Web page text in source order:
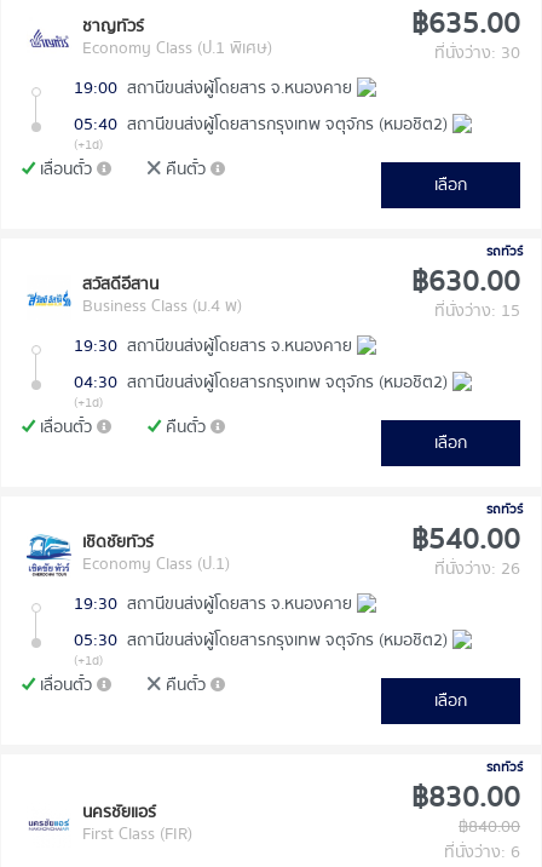
ชาญทัวร์
Economy Class (ป.1 พิเศษ)
฿635.00
ที่นั่งว่าง: 30
19:00 สถานีขนส่งผู้โดยสาร จ.หนองคาย
05:40 สถานีขนส่งผู้โดยสารกรุงเทพ จตุจักร (หมอชิต2)
(+1d)
เลื่อนตั๋ว คืนตั๋ว
เลือก
รถทัวร์
สวัสดีอีสาน
Business Class (ม.4 พ)
฿630.00
ที่นั่งว่าง: 15
19:30 สถานีขนส่งผู้โดยสาร จ.หนองคาย
04:30 สถานีขนส่งผู้โดยสารกรุงเทพ จตุจักร (หมอชิต2)
(+1d)
เลื่อนตั๋ว คืนตั๋ว
เลือก
รถทัวร์
เชิดชัยทัวร์
Economy Class (ป.1)
฿540.00
ที่นั่งว่าง: 26
19:30 สถานีขนส่งผู้โดยสาร จ.หนองคาย
05:30 สถานีขนส่งผู้โดยสารกรุงเทพ จตุจักร (หมอชิต2)
(+1d)
เลื่อนตั๋ว คืนตั๋ว
เลือก
รถทัวร์
นครชัยแอร์
First Class (FIR)
฿830.00
฿840.00
ที่นั่งว่าง: 6